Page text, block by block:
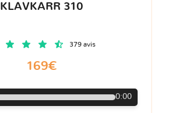
KLAVKARR 310
379 avis
169€
0:00